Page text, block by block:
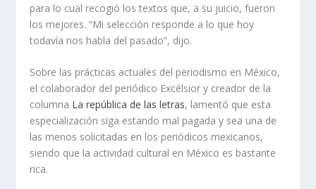
para lo cual recogió los textos que, a su juicio, fueron
los mejores. “Mi selección responde a lo que hoy
todavía nos habla del pasado”, dijo.
Sobre las prácticas actuales del periodismo en México,
el colaborador del periódico Excélsior y creador de la
columna La república de las letras, lamentó que esta
especialización siga estando mal pagada y sea una de
las menos solicitadas en los periódicos mexicanos,
siendo que la actividad cultural en México es bastante
rica.